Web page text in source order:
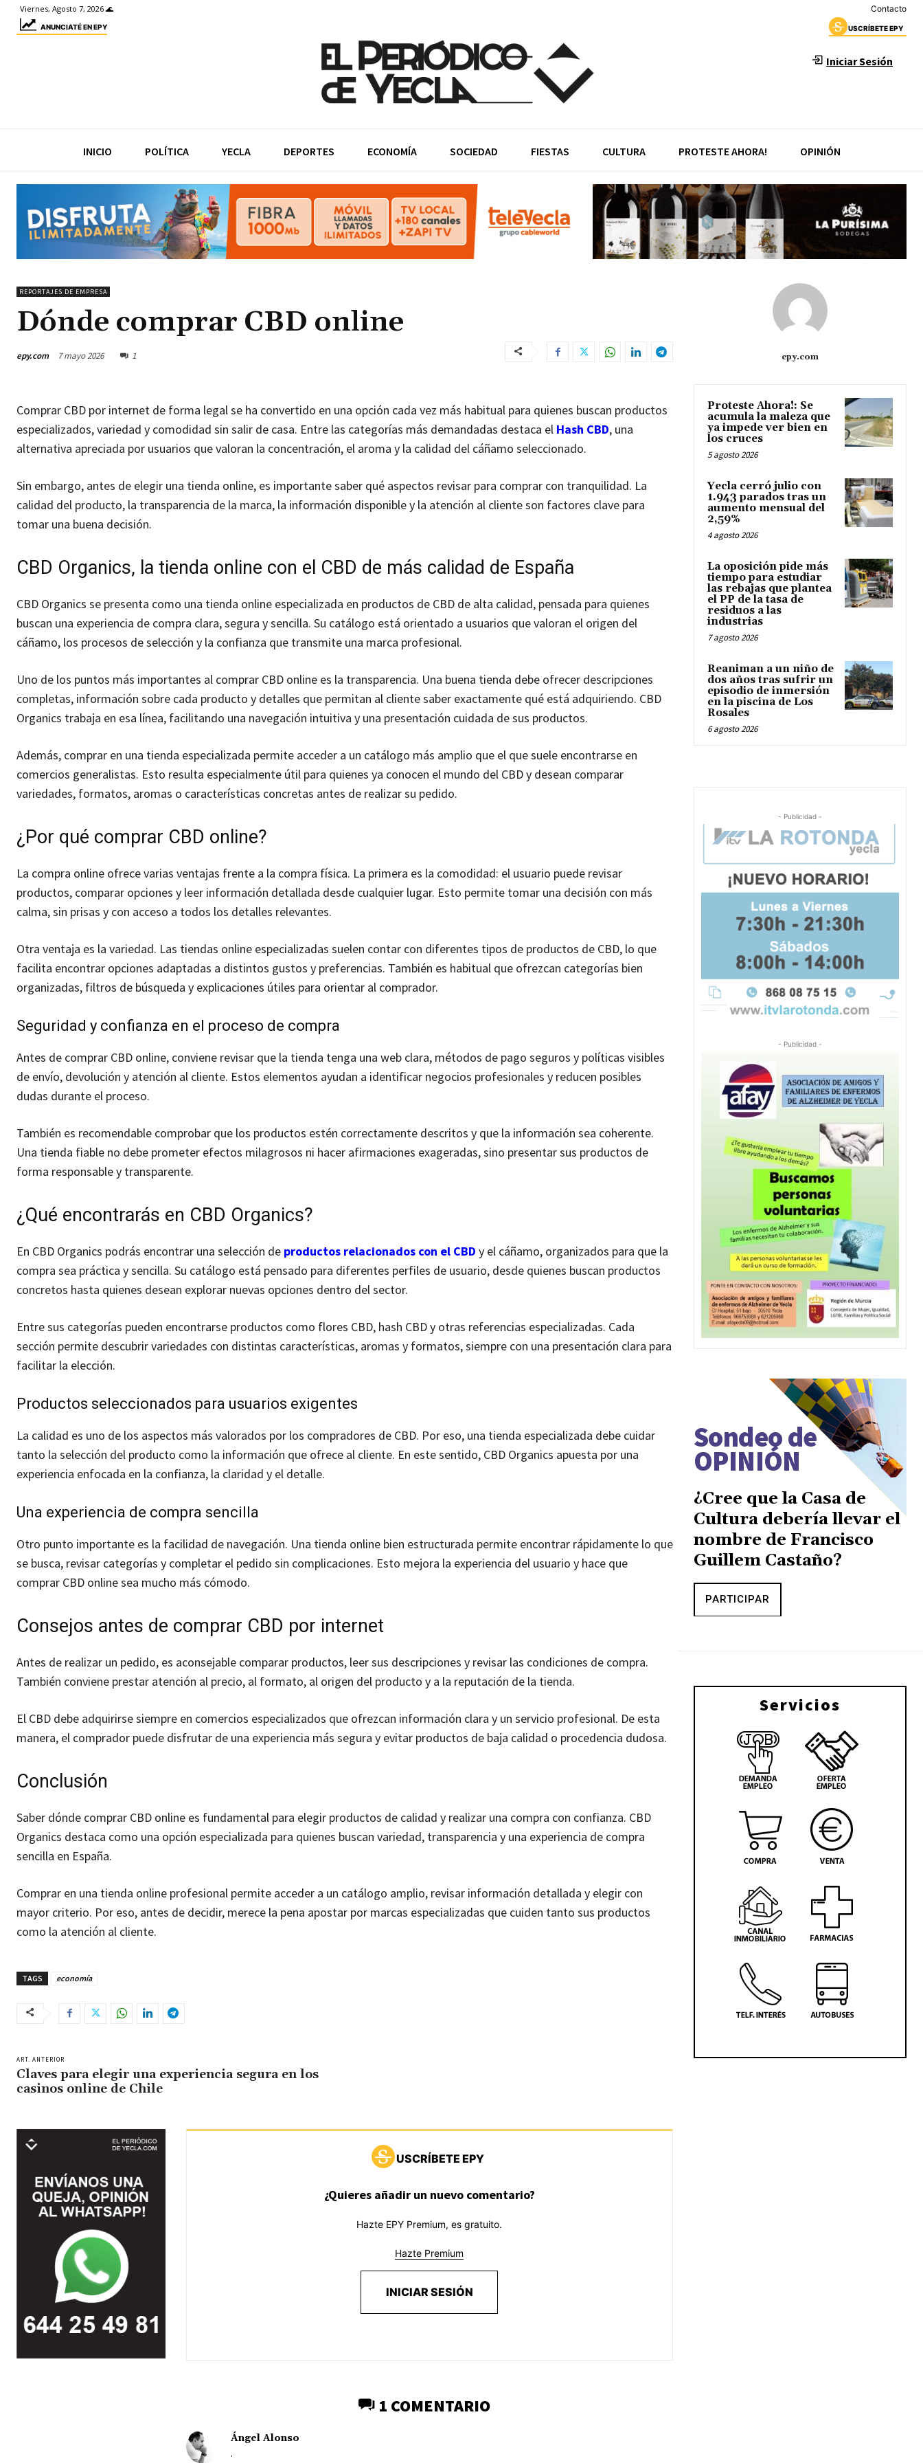
Viernes, Agosto 7, 2026 🌊 Contacto
ANUNCIATÉ EN EPY USCRÍBETE EPY
Iniciar Sesión
INICIO POLÍTICA YECLA DEPORTES ECONOMÍA SOCIEDAD FIESTAS CULTURA PROTESTE AHORA! OPINIÓN
REPORTAJES DE EMPRESA
Dónde comprar CBD online
epy.com 7 mayo 2026 1
Comprar CBD por internet de forma legal se ha convertido en una opción cada vez más habitual para quienes buscan productos
especializados, variedad y comodidad sin salir de casa. Entre las categorías más demandadas destaca el Hash CBD, una
alternativa apreciada por usuarios que valoran la concentración, el aroma y la calidad del cáñamo seleccionado.
Sin embargo, antes de elegir una tienda online, es importante saber qué aspectos revisar para comprar con tranquilidad. La
calidad del producto, la transparencia de la marca, la información disponible y la atención al cliente son factores clave para
tomar una buena decisión.
CBD Organics, la tienda online con el CBD de más calidad de España
CBD Organics se presenta como una tienda online especializada en productos de CBD de alta calidad, pensada para quienes
buscan una experiencia de compra clara, segura y sencilla. Su catálogo está orientado a usuarios que valoran el origen del
cáñamo, los procesos de selección y la confianza que transmite una marca profesional.
Uno de los puntos más importantes al comprar CBD online es la transparencia. Una buena tienda debe ofrecer descripciones
completas, información sobre cada producto y detalles que permitan al cliente saber exactamente qué está adquiriendo. CBD
Organics trabaja en esa línea, facilitando una navegación intuitiva y una presentación cuidada de sus productos.
Además, comprar en una tienda especializada permite acceder a un catálogo más amplio que el que suele encontrarse en
comercios generalistas. Esto resulta especialmente útil para quienes ya conocen el mundo del CBD y desean comparar
variedades, formatos, aromas o características concretas antes de realizar su pedido.
¿Por qué comprar CBD online?
La compra online ofrece varias ventajas frente a la compra física. La primera es la comodidad: el usuario puede revisar
productos, comparar opciones y leer información detallada desde cualquier lugar. Esto permite tomar una decisión con más
calma, sin prisas y con acceso a todos los detalles relevantes.
Otra ventaja es la variedad. Las tiendas online especializadas suelen contar con diferentes tipos de productos de CBD, lo que
facilita encontrar opciones adaptadas a distintos gustos y preferencias. También es habitual que ofrezcan categorías bien
organizadas, filtros de búsqueda y explicaciones útiles para orientar al comprador.
Seguridad y confianza en el proceso de compra
Antes de comprar CBD online, conviene revisar que la tienda tenga una web clara, métodos de pago seguros y políticas visibles
de envío, devolución y atención al cliente. Estos elementos ayudan a identificar negocios profesionales y reducen posibles
dudas durante el proceso.
También es recomendable comprobar que los productos estén correctamente descritos y que la información sea coherente.
Una tienda fiable no debe prometer efectos milagrosos ni hacer afirmaciones exageradas, sino presentar sus productos de
forma responsable y transparente.
¿Qué encontrarás en CBD Organics?
En CBD Organics podrás encontrar una selección de productos relacionados con el CBD y el cáñamo, organizados para que la
compra sea práctica y sencilla. Su catálogo está pensado para diferentes perfiles de usuario, desde quienes buscan productos
concretos hasta quienes desean explorar nuevas opciones dentro del sector.
Entre sus categorías pueden encontrarse productos como flores CBD, hash CBD y otras referencias especializadas. Cada
sección permite descubrir variedades con distintas características, aromas y formatos, siempre con una presentación clara para
facilitar la elección.
Productos seleccionados para usuarios exigentes
La calidad es uno de los aspectos más valorados por los compradores de CBD. Por eso, una tienda especializada debe cuidar
tanto la selección del producto como la información que ofrece al cliente. En este sentido, CBD Organics apuesta por una
experiencia enfocada en la confianza, la claridad y el detalle.
Una experiencia de compra sencilla
Otro punto importante es la facilidad de navegación. Una tienda online bien estructurada permite encontrar rápidamente lo que
se busca, revisar categorías y completar el pedido sin complicaciones. Esto mejora la experiencia del usuario y hace que
comprar CBD online sea mucho más cómodo.
Consejos antes de comprar CBD por internet
Antes de realizar un pedido, es aconsejable comparar productos, leer sus descripciones y revisar las condiciones de compra.
También conviene prestar atención al precio, al formato, al origen del producto y a la reputación de la tienda.
El CBD debe adquirirse siempre en comercios especializados que ofrezcan información clara y un servicio profesional. De esta
manera, el comprador puede disfrutar de una experiencia más segura y evitar productos de baja calidad o procedencia dudosa.
Conclusión
Saber dónde comprar CBD online es fundamental para elegir productos de calidad y realizar una compra con confianza. CBD
Organics destaca como una opción especializada para quienes buscan variedad, transparencia y una experiencia de compra
sencilla en España.
Comprar en una tienda online profesional permite acceder a un catálogo amplio, revisar información detallada y elegir con
mayor criterio. Por eso, antes de decidir, merece la pena apostar por marcas especializadas que cuiden tanto sus productos
como la atención al cliente.
TAGS economía
ART. ANTERIOR
Claves para elegir una experiencia segura en los
casinos online de Chile
USCRÍBETE EPY
¿Quieres añadir un nuevo comentario?
Hazte EPY Premium, es gratuito.
Hazte Premium
INICIAR SESIÓN
1 COMENTARIO
Ángel Alonso
.
epy.com
Proteste Ahora!: Se
acumula la maleza que
ya impede ver bien en
los cruces
5 agosto 2026
Yecla cerró julio con
1.943 parados tras un
aumento mensual del
2,59%
4 agosto 2026
La oposición pide más
tiempo para estudiar
las rebajas que plantea
el PP de la tasa de
residuos a las
industrias
7 agosto 2026
Reaniman a un niño de
dos años tras sufrir un
episodio de inmersión
en la piscina de Los
Rosales
6 agosto 2026
- Publicidad -
- Publicidad -
Sondeo de
OPINIÓN
¿Cree que la Casa de
Cultura debería llevar el
nombre de Francisco
Guillem Castaño?
PARTICIPAR
Servicios